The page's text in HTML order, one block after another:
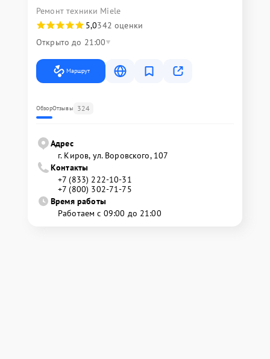
Ремонт техники Miele
5,0342 оценки
Открыто до 21:00
Маршрут
ОбзорОтзывы 324
Адрес
г. Киров, ул. Воровского, 107
Контакты
+7 (833) 222-10-31
+7 (800) 302-71-75
Время работы
Работаем с 09:00 до 21:00